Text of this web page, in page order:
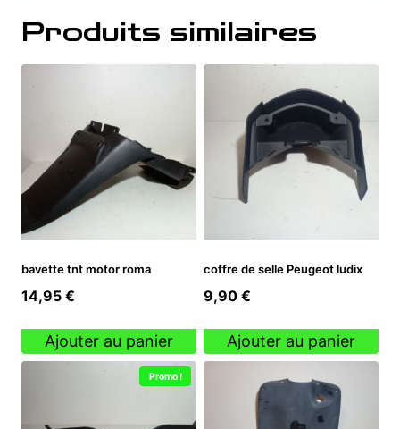
Produits similaires
bavette tnt motor roma
14,95 €
Ajouter au panier
coffre de selle Peugeot ludix
9,90 €
Ajouter au panier
Promo !